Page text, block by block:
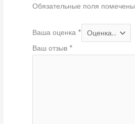
Обязательные поля помечены
Ваша оценка *
Ваш отзыв *